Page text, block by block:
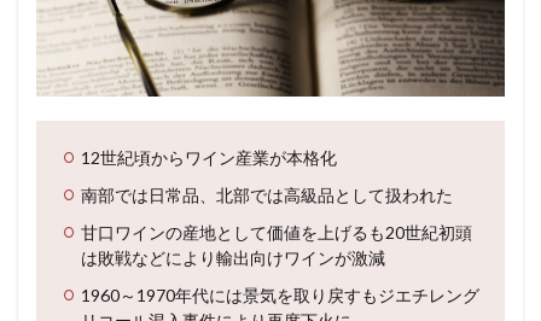
12世紀頃からワイン産業が本格化
南部では日常品、北部では高級品として扱われた
甘口ワインの産地として価値を上げるも20世紀初頭
は敗戦などにより輸出向けワインが激減
1960～1970年代には景気を取り戻すもジエチレング